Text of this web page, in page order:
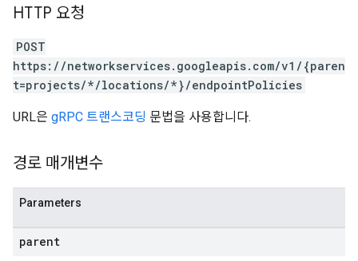
HTTP 요청
POST
https://networkservices.googleapis.com/v1/{paren
t=projects/*/locations/*}/endpointPolicies
URL은 gRPC 트랜스코딩 문법을 사용합니다.
경로 매개변수
Parameters
parent